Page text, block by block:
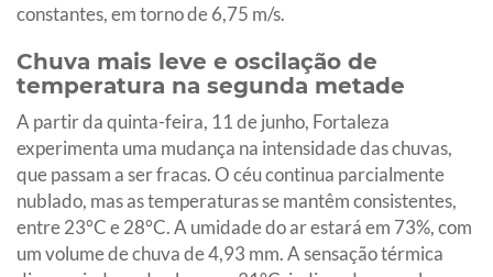
constantes, em torno de 6,75 m/s.
Chuva mais leve e oscilação de
temperatura na segunda metade
A partir da quinta-feira, 11 de junho, Fortaleza
experimenta uma mudança na intensidade das chuvas,
que passam a ser fracas. O céu continua parcialmente
nublado, mas as temperaturas se mantêm consistentes,
entre 23°C e 28°C. A umidade do ar estará em 73%, com
um volume de chuva de 4,93 mm. A sensação térmica